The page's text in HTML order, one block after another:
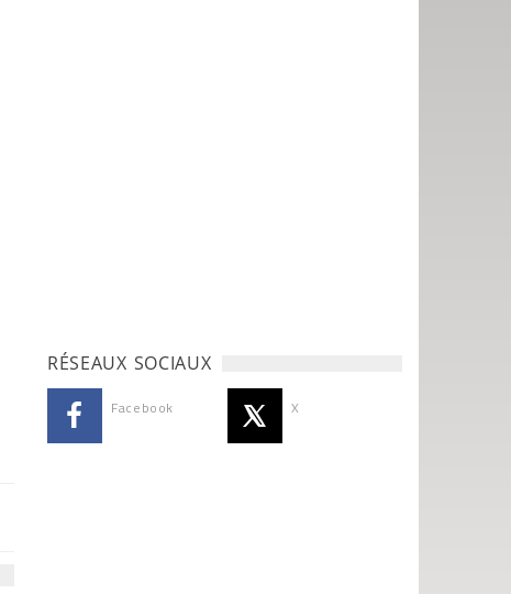
RÉSEAUX SOCIAUX
Facebook X